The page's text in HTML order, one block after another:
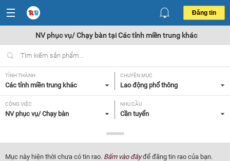
Đăng tin
NV phục vụ/ Chạy bàn tại Các tỉnh miền trung khác
TỈNH THÀNH
Các tỉnh miền trung khác
CHUYÊN MỤC
Lao động phổ thông
CÔNG VIỆC
NV phục vụ/ Chạy bàn
NHU CẦU
Cần tuyển
Tất cả
Mục này hiện thời chưa có tin rao. Bấm vào đâyđể đăng tin rao của bạn.